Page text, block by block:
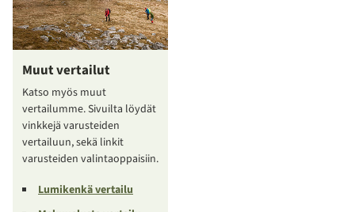
Muut vertailut
Katso myös muut
vertailumme. Sivuilta löydät
vinkkejä varusteiden
vertailuun, sekä linkit
varusteiden valintaoppaisiin.
Lumikenkä vertailu